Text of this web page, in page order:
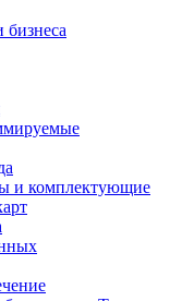
бизнеса
и комплектующие